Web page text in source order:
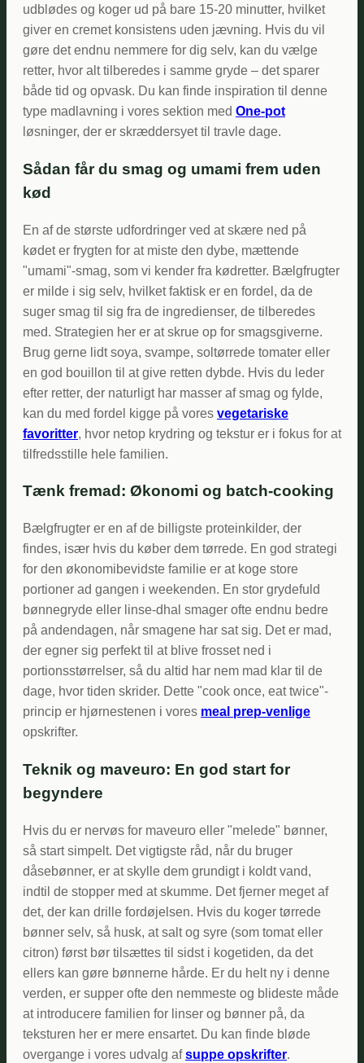
udblødes og koger ud på bare 15-20 minutter, hvilket
giver en cremet konsistens uden jævning. Hvis du vil
gøre det endnu nemmere for dig selv, kan du vælge
retter, hvor alt tilberedes i samme gryde – det sparer
både tid og opvask. Du kan finde inspiration til denne
type madlavning i vores sektion med One-pot
løsninger, der er skræddersyet til travle dage.
Sådan får du smag og umami frem uden
kød
En af de største udfordringer ved at skære ned på
kødet er frygten for at miste den dybe, mættende
"umami"-smag, som vi kender fra kødretter. Bælgfrugter
er milde i sig selv, hvilket faktisk er en fordel, da de
suger smag til sig fra de ingredienser, de tilberedes
med. Strategien her er at skrue op for smagsgiverne.
Brug gerne lidt soya, svampe, soltørrede tomater eller
en god bouillon til at give retten dybde. Hvis du leder
efter retter, der naturligt har masser af smag og fylde,
kan du med fordel kigge på vores vegetariske
favoritter, hvor netop krydring og tekstur er i fokus for at
tilfredsstille hele familien.
Tænk fremad: Økonomi og batch-cooking
Bælgfrugter er en af de billigste proteinkilder, der
findes, især hvis du køber dem tørrede. En god strategi
for den økonomibevidste familie er at koge store
portioner ad gangen i weekenden. En stor grydefuld
bønnegryde eller linse-dhal smager ofte endnu bedre
på andendagen, når smagene har sat sig. Det er mad,
der egner sig perfekt til at blive frosset ned i
portionsstørrelser, så du altid har nem mad klar til de
dage, hvor tiden skrider. Dette "cook once, eat twice"-
princip er hjørnestenen i vores meal prep-venlige
opskrifter.
Teknik og maveuro: En god start for
begyndere
Hvis du er nervøs for maveuro eller "melede" bønner,
så start simpelt. Det vigtigste råd, når du bruger
dåsebønner, er at skylle dem grundigt i koldt vand,
indtil de stopper med at skumme. Det fjerner meget af
det, der kan drille fordøjelsen. Hvis du koger tørrede
bønner selv, så husk, at salt og syre (som tomat eller
citron) først bør tilsættes til sidst i kogetiden, da det
ellers kan gøre bønnerne hårde. Er du helt ny i denne
verden, er supper ofte den nemmeste og blideste måde
at introducere familien for linser og bønner på, da
teksturen her er mere ensartet. Du kan finde bløde
overgange i vores udvalg afsuppe opskrifter.